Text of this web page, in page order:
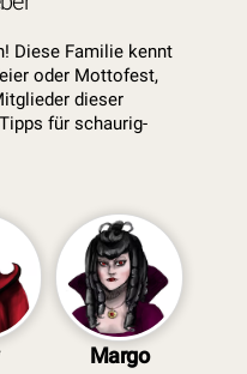
Diese Familie kennt
oder Mottofest,
dieser
für schaurig-
Margo